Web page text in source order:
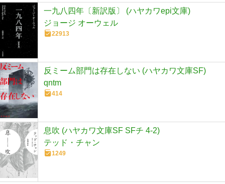
一九八四年〔新訳版〕 (ハヤカワepi文庫)
ジョージ オーウェル
22913
反ミーム部門は存在しない (ハヤカワ文庫SF)
qntm
414
息吹 (ハヤカワ文庫SF SFチ 4-2)
テッド・チャン
1249